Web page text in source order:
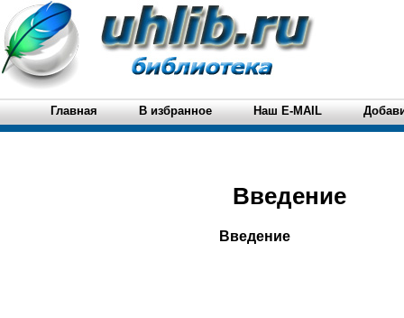
Главная В избранное Наш E-MAIL
Введение
Введение